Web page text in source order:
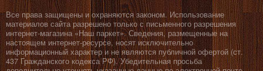
Все права защищены и охраняются законом. Использование
материалов сайта разрешено только с письменного разрешения
интернет-магазина «Наш паркет». Сведения, размещенные на
настоящем интернет-ресурсе, носят исключительно
информационный характер и не являются публичной офертой (ст.
437 Гражданского кодекса РФ). Убедительная просьба